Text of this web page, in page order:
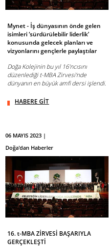
Mynet - İş dünyasının önde gelen
isimleri ‘sürdürülebilir liderlik’
konusunda gelecek planları ve
vizyonlarını gençlerle paylaştılar
Doğa Kolejinin bu yıl 16’ncısını
düzenlediği t-MBA Zirvesi'nde
dünyanın en büyük amfi dersi işlendi.
HABERE GİT
06 MAYIS 2023 |
Doğa'dan Haberler
16. t-MBA ZİRVESİ BAŞARIYLA
GERÇEKLEŞTİ